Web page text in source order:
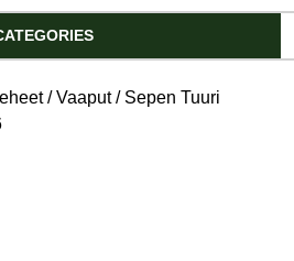
Account
cart
/Vaaput/ Sepen Tuuri